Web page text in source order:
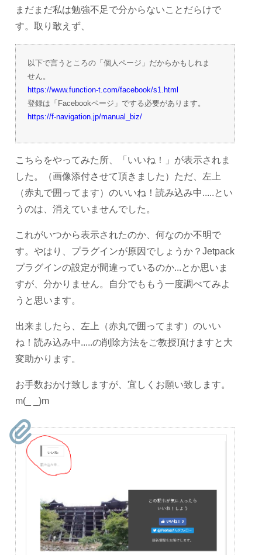
まだまだ私は勉強不足で分からないことだらけで
す。取り敢えず、
以下で言うところの「個人ページ」だからかもしれま
せん。
https://www.function-t.com/facebook/s1.html
登録は「Facebookページ」でする必要があります。
https://f-navigation.jp/manual_biz/
こちらをやってみた所、「いいね！」が表示されま
した。（画像添付させて頂きました）ただ、左上
（赤丸で囲ってます）のいいね！読み込み中.....とい
うのは、消えていませんでした。
これがいつから表示されたのか、何なのか不明で
す。やはり、プラグインが原因でしょうか？Jetpack
プラグインの設定が間違っているのか...とか思いま
すが、分かりません。自分でももう一度調べてみよ
うと思います。
出来ましたら、左上（赤丸で囲ってます）のいい
ね！読み込み中.....の削除方法をご教授頂けますと大
変助かります。
お手数おかけ致しますが、宜しくお願い致します。
m(_ _)m